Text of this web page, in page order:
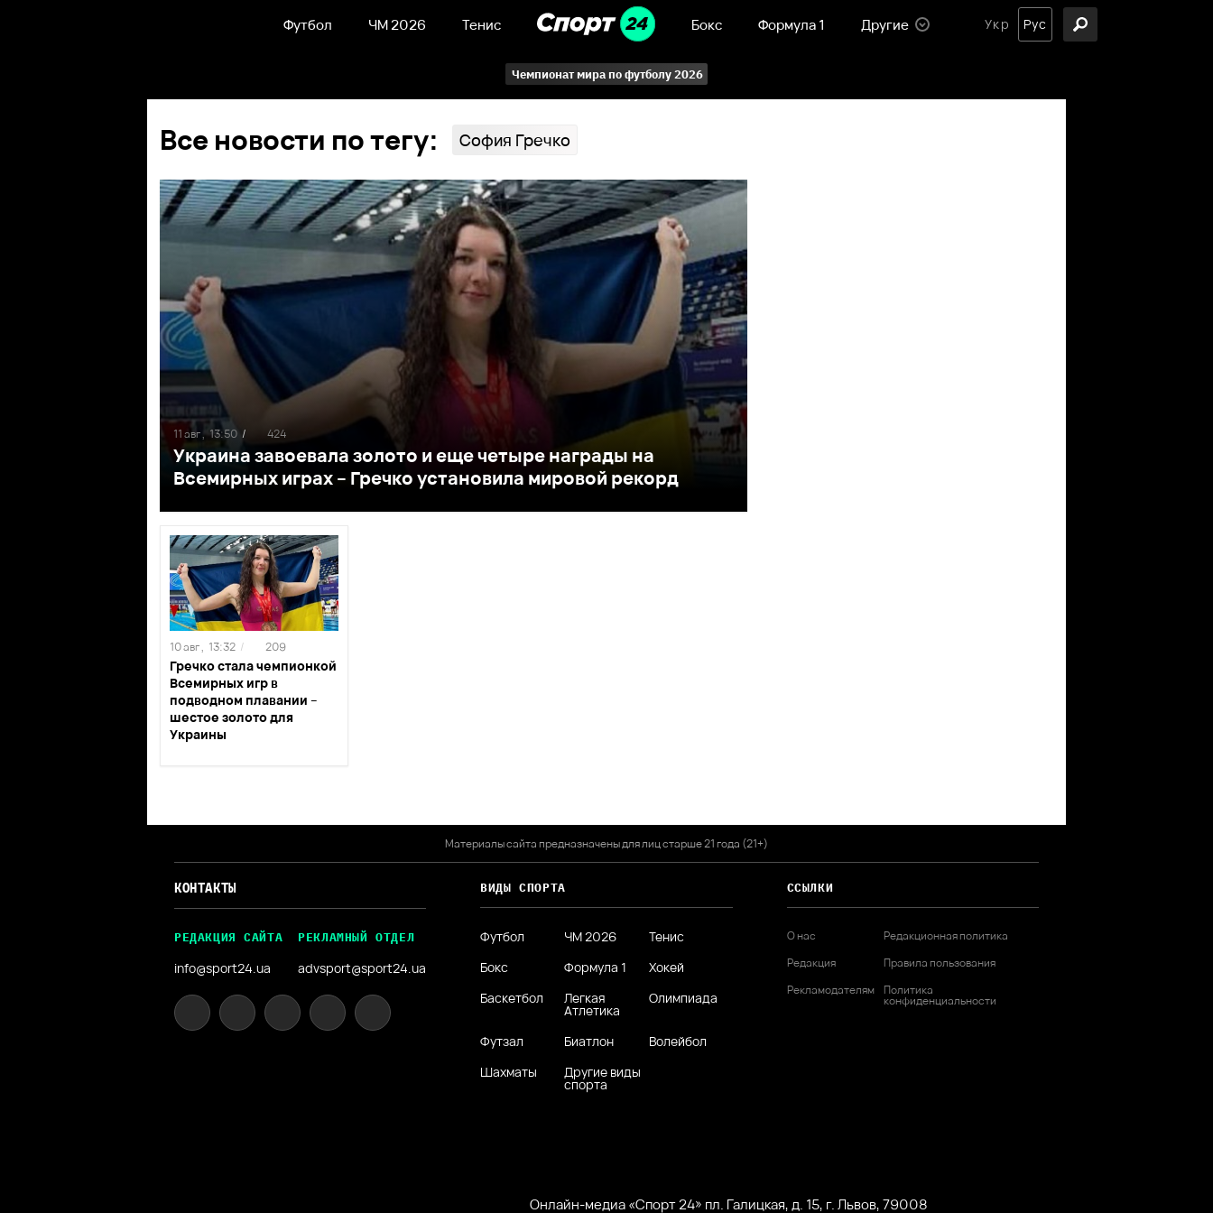
Футбол ЧМ 2026 Тенис Бокс Формула 1 Другие Укр Рус
Чемпионат мира по футболу 2026
Все новости по тегу: София Гречко
Украина завоевала золото и еще четыре награды на
Всемирных играх – Гречко установила мировой рекорд
11 авг , 13:50 / 424
Гречко стала чемпионкой
Всемирных игр в
подводном плавании –
шестое золото для
Украины
10 авг , 13:32 / 209
Материалы сайта предназначены для лиц старше 21 года (21+)
КОНТАКТЫ
РЕДАКЦИЯ САЙТА
info@sport24.ua
РЕКЛАМНЫЙ ОТДЕЛ
advsport@sport24.ua
ВИДЫ СПОРТА
Футбол ЧМ 2026
Тенис
Бокс
Формула 1
Хокей
Баскетбол
Легкая
Атлетика
Олимпиада
Футзал Биатлон
Волейбол
Шахматы
Другие виды
спорта
ССЫЛКИ
О нас
Редакция
Рекламодателям
Редакционная политика
Правила пользования
Политика
конфиденциальности
Онлайн-медиа «Спорт 24» пл. Галицкая, д. 15, г. Львов, 79008